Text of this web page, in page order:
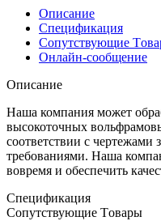
Описание
Спецификация
Сопутствующие
Онлайн-сообщение
Описание
Наша компания может
высокоточных
соответствии с чертежами
требованиями. Наша
вовремя и обеспечить
Спецификация
Сопутствующие Tовары